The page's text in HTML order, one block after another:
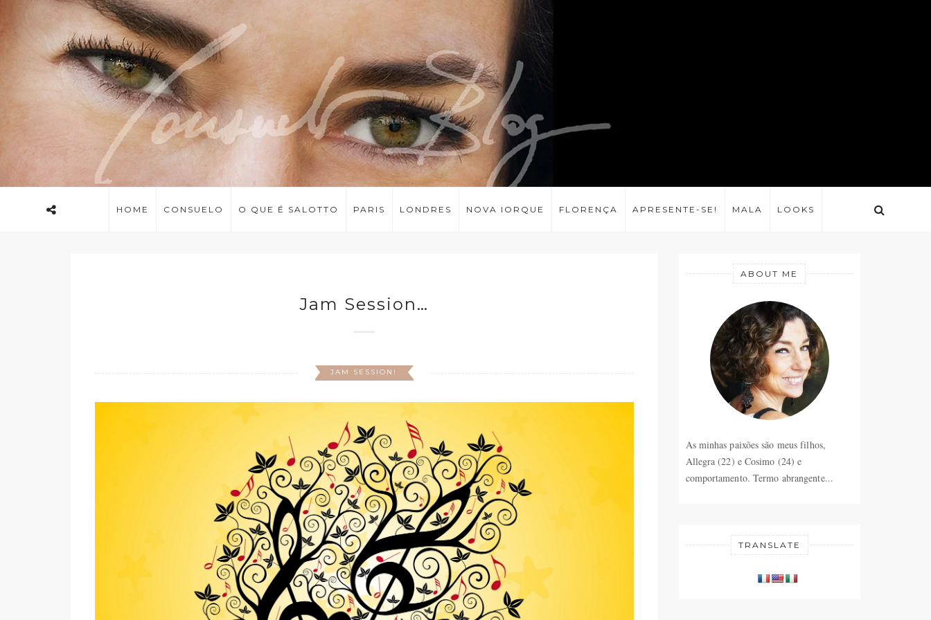
HOME CONSUELO O QUE É SALOTTO PARIS LONDRES NOVA IORQUE FLORENÇA APRESENTE-SE! MALA LOOKS
Jam Session…
JAM SESSION!
ABOUT ME
As minhas paixões são meus filhos,
Allegra (22) e Cosimo (24) e
comportamento. Termo abrangente...
TRANSLATE